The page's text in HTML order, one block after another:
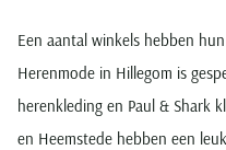
Een aantal winkels hebben
Herenmode in Hillegom is
herenkleding en Paul & Shark
en Heemstede hebben een